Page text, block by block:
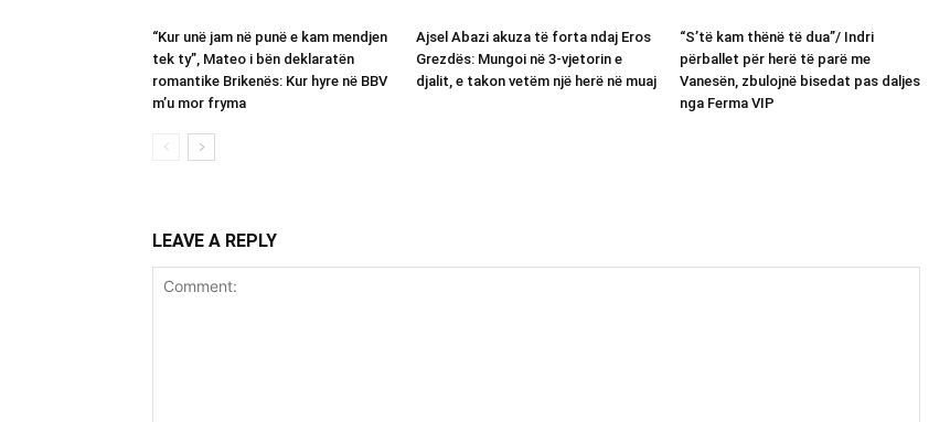
“Kur unë jam në punë e kam mendjen
tek ty”, Mateo i bën deklaratën
romantike Brikenës: Kur hyre në BBV
m’u mor fryma
Ajsel Abazi akuza të forta ndaj Eros
Grezdës: Mungoi në 3-vjetorin e
djalit, e takon vetëm një herë në muaj
“S’të kam thënë të dua”/ Indri
përballet për herë të parë me
Vanesën, zbulojnë bisedat pas daljes
nga Ferma VIP
LEAVE A REPLY